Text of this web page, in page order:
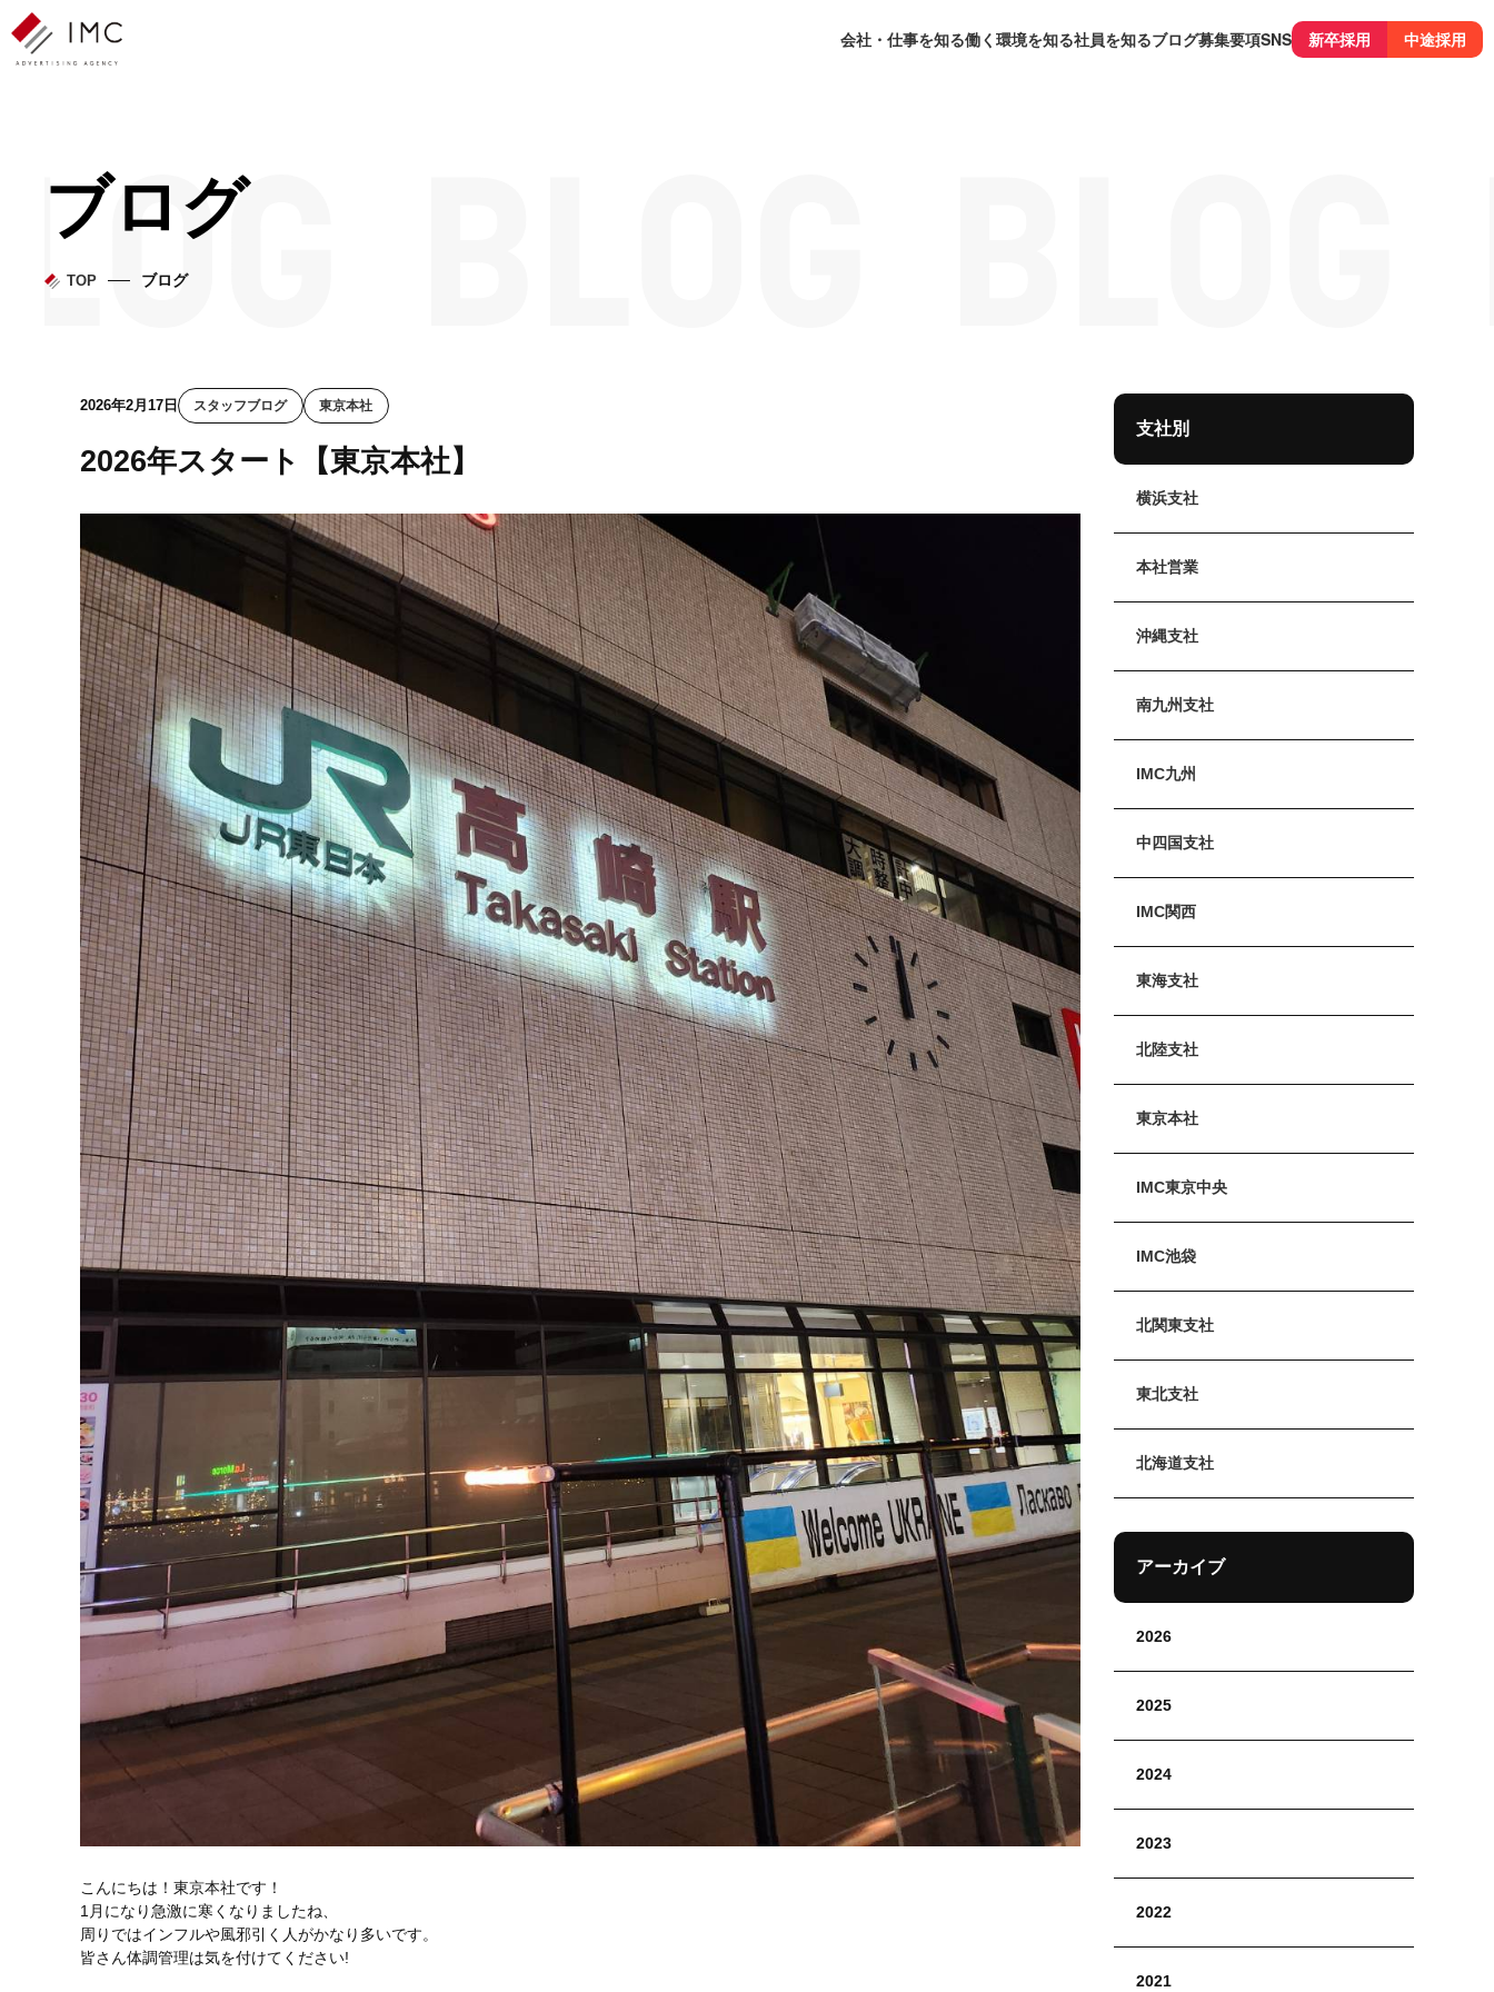
会社・仕事を知る働く環境を知る社員を知るブログ募集要項SNS 新卒採用 中途採用
ブログ
TOP ブログ
2026年2月17日 スタッフブログ 東京本社
2026年スタート【東京本社】
こんにちは！東京本社です！
1月になり急激に寒くなりましたね、
周りではインフルや風邪引く人がかなり多いです。
皆さん体調管理は気を付けてください!
支社別
横浜支社
本社営業
沖縄支社
南九州支社
IMC九州
中四国支社
IMC関西
東海支社
北陸支社
東京本社
IMC東京中央
IMC池袋
北関東支社
東北支社
北海道支社
アーカイブ
2026
2025
2024
2023
2022
2021